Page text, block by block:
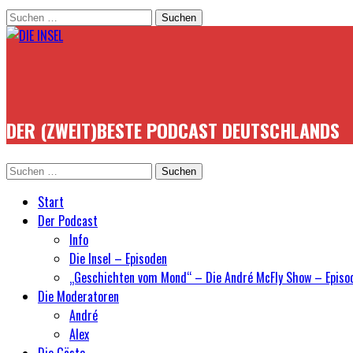
Suchen
nach:
DER (ZWEIT)BESTE PODCAST DEUTSCHLANDS
Suchen
Start
Der Podcast
Info
Die Insel – Episoden
„Geschichten vom Mond“ – Die André McFly Show –
Die Moderatoren
André
Alex